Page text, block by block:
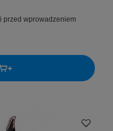
przed wprowadzeniem